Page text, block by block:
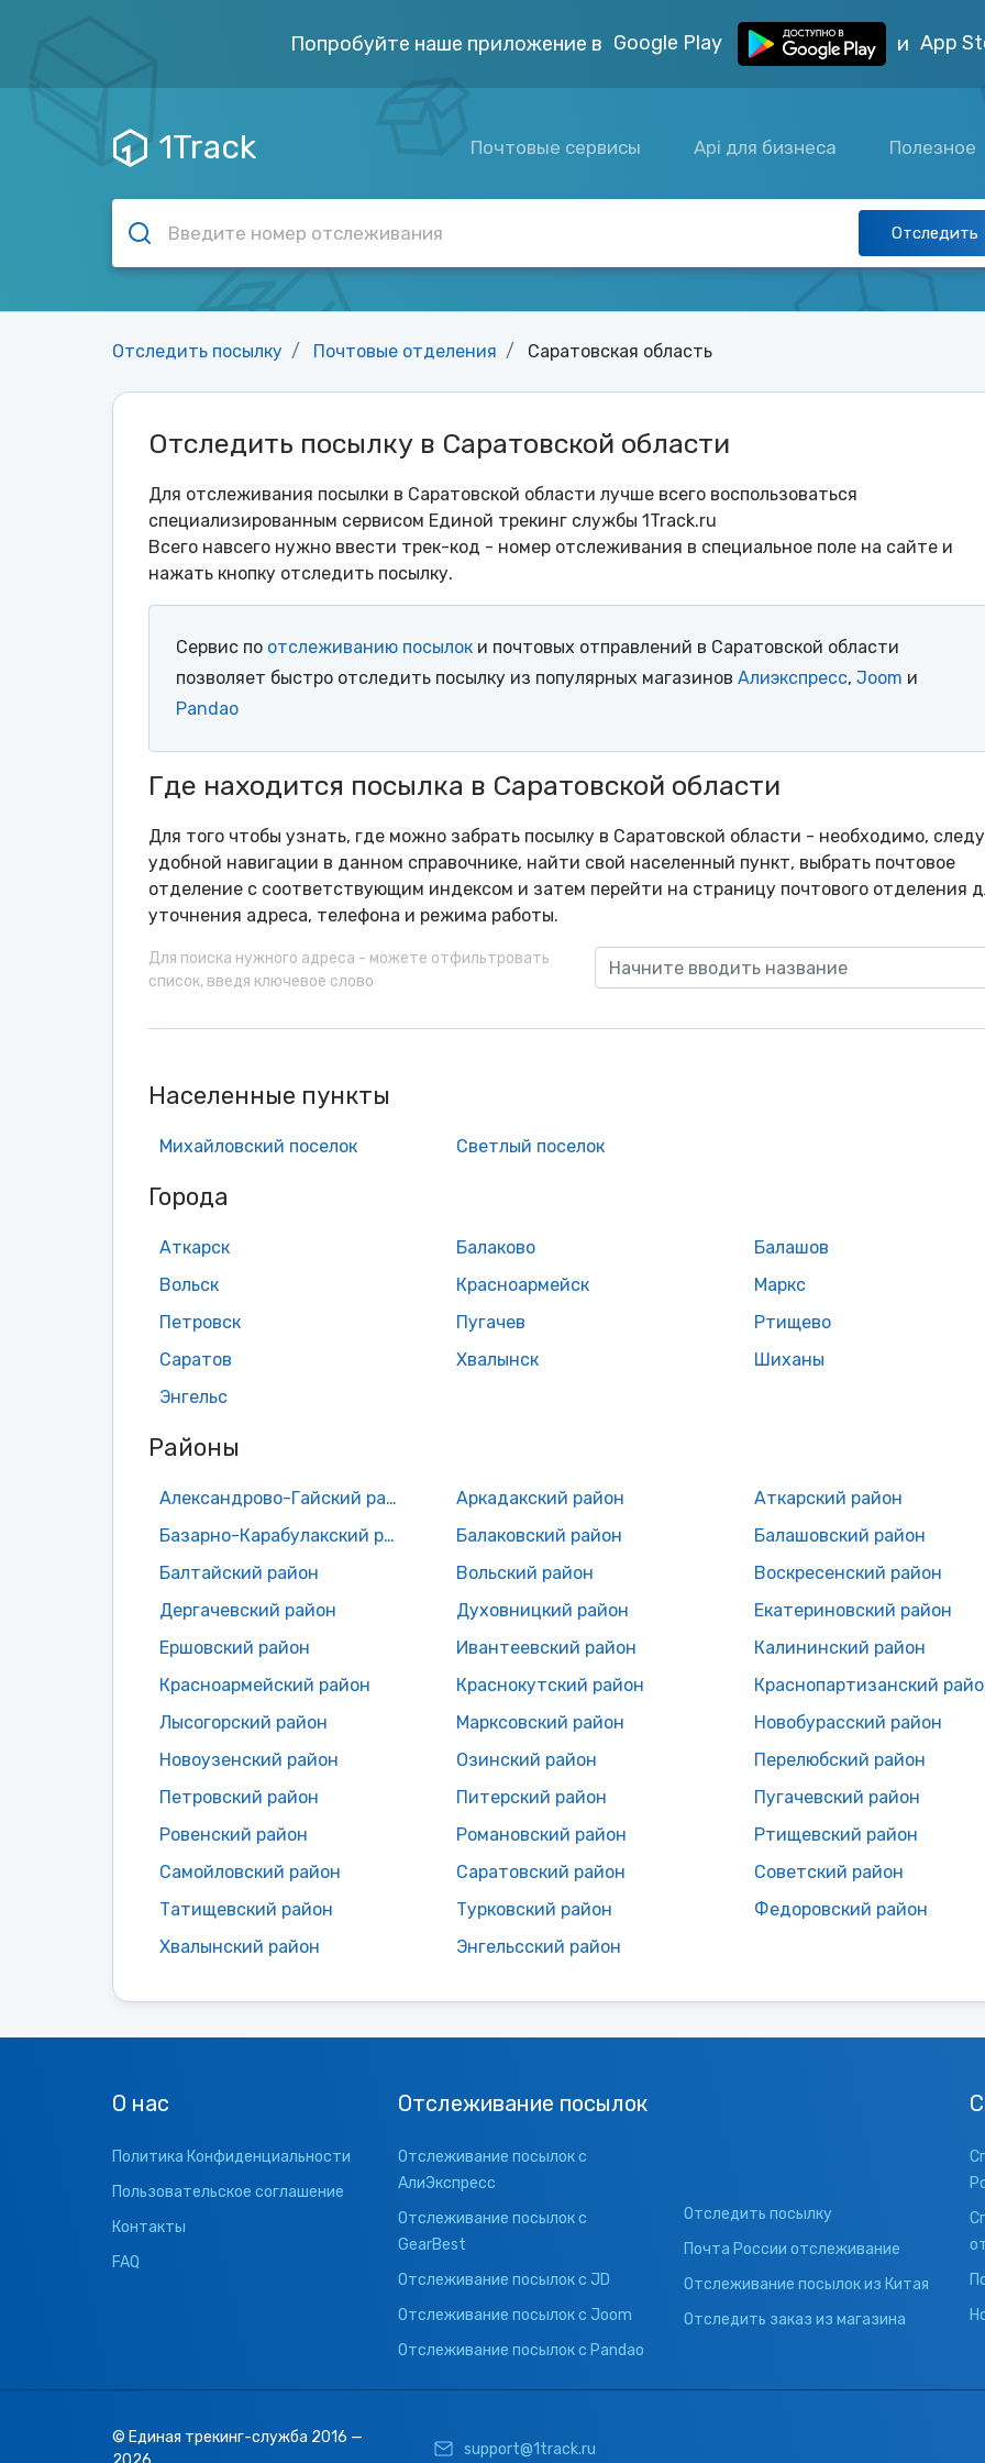
Попробуйте наше приложение в Google Play и App
1Track Почтовые сервисы Api для бизнеса Полезное
Отследить
Отследить посылку Почтовые отделения Саратовская область
Отследить посылку в Саратовской области
Для отслеживания посылки в Саратовской области лучше всего воспользоваться
специализированным сервисом Единой трекинг службы 1Track.ru
Всего навсего нужно ввести трек-код - номер отслеживания в специальное поле на сайте и
нажать кнопку отследить посылку.
Сервис по отслеживанию посылок и почтовых отправлений в Саратовской области
позволяет быстро отследить посылку из популярных магазинов Алиэкспресс, Joom и
Pandao
Где находится посылка в Саратовской области
Для того чтобы узнать, где можно забрать посылку в Саратовской области - необходимо,
удобной навигации в данном справочнике, найти свой населенный пункт, выбрать почтовое
отделение с соответствующим индексом и затем перейти на страницу почтового отделения
уточнения адреса, телефона и режима работы.
Для поиска нужного адреса - можете отфильтровать
список, введя ключевое слово
Населенные пункты
Михайловский поселок Светлый поселок
Города
Аткарск Балаково
Балашов
Вольск
Красноармейск
Маркс
Петровск
Пугачев
Ртищево
Саратов
Хвалынск
Шиханы
Энгельс
Районы
Александрово-Гайский район Аркадакский район
Аткарский район
Базарно-Карабулакский район
Балаковский район
Балашовский район
Балтайский район
Вольский район
Воскресенский район
Дергачевский район
Духовницкий район
Екатериновский район
Ершовский район
Ивантеевский район
Калининский район
Красноармейский район
Краснокутский район
Краснопартизанский
Лысогорский район
Марксовский район
Новобурасский район
Новоузенский район
Озинский район
Перелюбский район
Петровский район
Питерский район
Пугачевский район
Ровенский район
Романовский район
Ртищевский район
Самойловский район
Саратовский район
Советский район
Татищевский район
Турковский район
Федоровский район
Хвалынский район
Энгельсский район
О нас
Политика Конфиденциальности
Пользовательское соглашение
Контакты
FAQ
Отслеживание посылок
Отслеживание посылок с
АлиЭкспресс
Отслеживание посылок с
GearBest
Отслеживание посылок с JD
Отслеживание посылок с Joom
Отслеживание посылок с Pandao
Отследить посылку
Почта России отслеживание
Отслеживание посылок из Китая
Отследить заказ из магазина
© Единая трекинг-служба 2016 —
support@1track.ru